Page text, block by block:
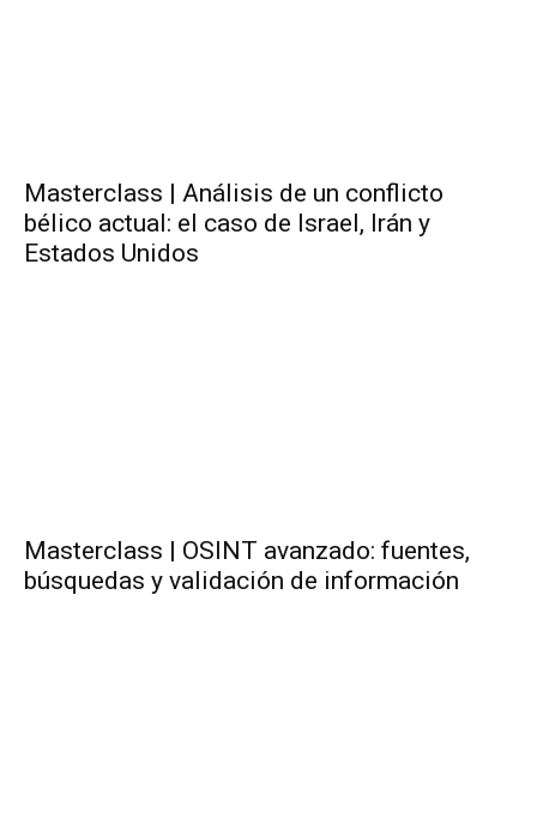
Masterclass | Análisis de un conflicto
bélico actual: el caso de Israel, Irán y
Estados Unidos
Masterclass | OSINT avanzado: fuentes,
búsquedas y validación de información